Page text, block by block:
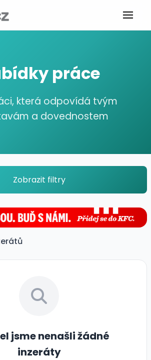
práce
která odpovídá tvým
a dovednostem
Zobrazit filtry
jsme nenašli žádné
inzeráty